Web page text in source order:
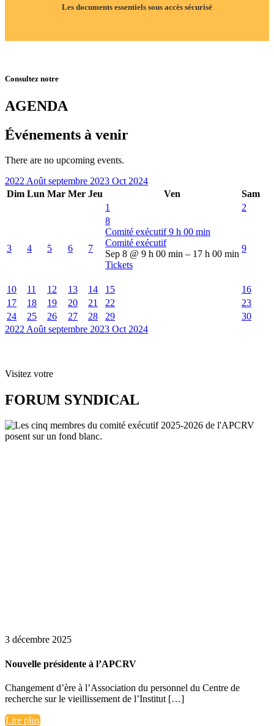
Les documents essentiels sous accès sécurisé
Consultez notre
AGENDA
Événements à venir
There are no upcoming events.
2022Aoûtseptembre 2023 Oct2024
Dim Lun Mar Mer Jeu Ven
Sam
1
2
3 4 5 6 7
8
Comité exécutif9 h 00 min
Comité exécutif
Sep 8 @ 9 h 00 min – 17 h 00 min
Tickets
9
10 11 12 13 14 15
16
17
18 19 20 21 22
23
24
25 26 27 28 29
30
2022Aoûtseptembre 2023 Oct2024
Visitez votre
FORUM SYNDICAL
3 décembre 2025
Nouvelle présidente à l’APCRV
Changement d’ère à l’Association du personnel du Centre de
recherche sur le vieillissement de l’Institut […]
Lire plus